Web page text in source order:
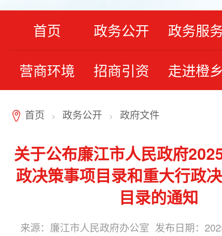
首页 政务公开 政务服
营商环境 招商引资 走进橙
7 首页 > 政务公开 > 政府文件
关于公布廉江市人民政府
政决策事项目录和重大行政
目录的通知
来源：廉江市人民政府办公室 发布日期：